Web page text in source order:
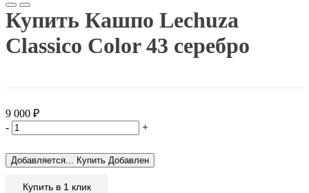
Купить Кашпо Lechuza
Classico Color 43 серебро
9 000 ₽
-
+
Добавляется... Купить Добавлен
Купить в 1 клик